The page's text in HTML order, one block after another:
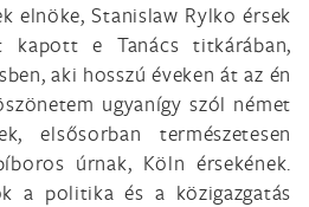
elnöke, Stanislaw Rylko érsek
kapott e Tanács titkárában,
aki hosszú éveken át az én
ugyanígy szól német
elsősorban természetesen
úrnak, Köln érsekének.
a politika és a közigazgatás